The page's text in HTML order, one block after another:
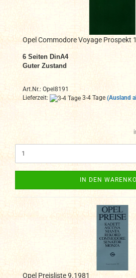
Opel Commodore Voyage Prospekt
6 Seiten DinA4
Guter Zustand
Art.Nr.: Opel8191
Lieferzeit:
3-4 Tage (Ausland
IN DEN
Opel Preisliste 9.1981